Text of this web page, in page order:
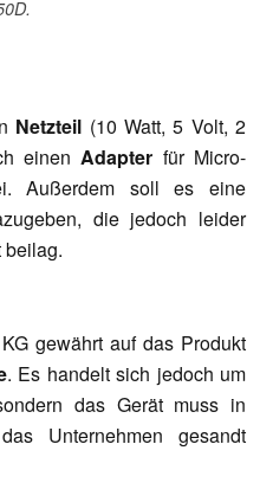
Netzteil (10 Watt, 5 Volt, 2
einenAdapter für Micro-
Außerdem soll es eine
die jedoch leider
beilag.
gewährt auf das Produkt
. Es handelt sich jedoch um
das Gerät muss in
Unternehmen gesandt